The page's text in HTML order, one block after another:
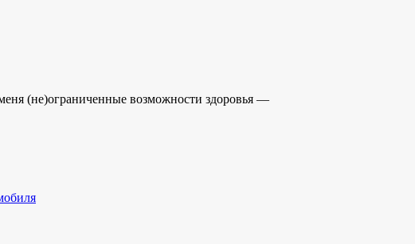
(не)ограниченные возможности здоровья —